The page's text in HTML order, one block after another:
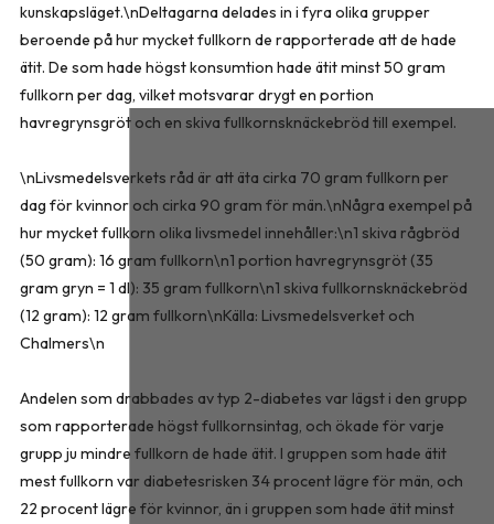
kunskapsläget.\nDeltagarna delades in i fyra olika grupper
beroende på hur mycket fullkorn de rapporterade att de hade
ätit. De som hade högst konsumtion hade ätit minst 50 gram
fullkorn per dag, vilket motsvarar drygt en portion
havregrynsgröt och en skiva fullkornsknäckebröd till exempel.
\nLivsmedelsverkets råd är att äta cirka 70 gram fullkorn per
dag för kvinnor och cirka 90 gram för män.\nNågra exempel på
hur mycket fullkorn olika livsmedel innehåller:\n1 skiva rågbröd
(50 gram): 16 gram fullkorn\n1 portion havregrynsgröt (35
gram gryn = 1 dl): 35 gram fullkorn\n1 skiva fullkornsknäckebröd
(12 gram): 12 gram fullkorn\nKälla: Livsmedelsverket och
Chalmers\n
Andelen som drabbades av typ 2-diabetes var lägst i den grupp
som rapporterade högst fullkornsintag, och ökade för varje
grupp ju mindre fullkorn de hade ätit. I gruppen som hade ätit
mest fullkorn var diabetesrisken 34 procent lägre för män, och
22 procent lägre för kvinnor, än i gruppen som hade ätit minst